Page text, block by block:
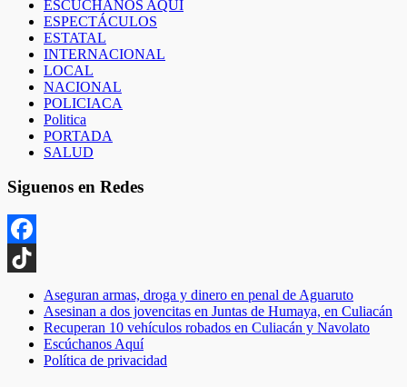
ESCUCHANOS AQUI
ESPECTÁCULOS
ESTATAL
INTERNACIONAL
LOCAL
NACIONAL
POLICIACA
Politica
PORTADA
SALUD
Siguenos en Redes
Facebook
TikTok
Aseguran armas, droga y dinero en penal de Aguaruto
Asesinan a dos jovencitas en Juntas de Humaya, en Culiacán
Recuperan 10 vehículos robados en Culiacán y Navolato
Escúchanos Aquí
Política de privacidad